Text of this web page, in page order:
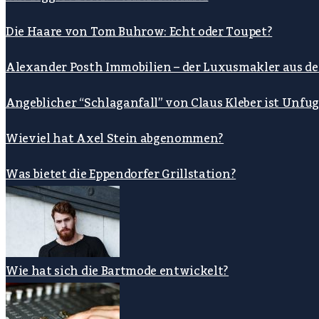
Die Haare von Tom Buhrow: Echt oder Toupet?
Alexander Posth Immobilien – der Luxusmakler aus
Angeblicher “Schlaganfall” von Claus Kleber ist Unfug
Wieviel hat Axel Stein abgenommen?
Was bietet die Eppendorfer Grillstation?
Wie hat sich die Bartmode entwickelt?